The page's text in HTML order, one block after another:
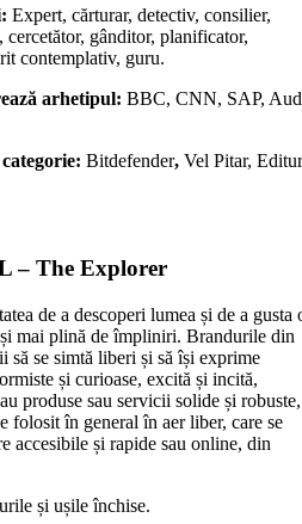
Expert, cărturar, detectiv, consilier,
gânditor, planificator,
contemplativ, guru.
arhetipul: BBC, CNN, SAP,
Bitdefender, Vel Pitar,
The Explorer
de a descoperi lumea și de a gusta
mai plină de împliniri. Brandurile din
să se simtă liberi și să își exprime
și curioase, excită și incită,
produse sau servicii solide și robuste,
folosit în general în aer liber, care se
accesibile și rapide sau online, din
și ușile închise.